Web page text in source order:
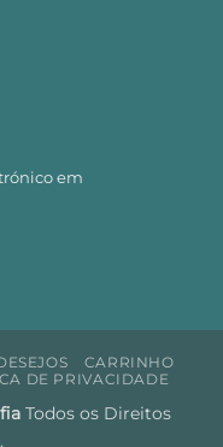
em
CARRINHO
DE PRIVACIDADE
Todos os Direitos